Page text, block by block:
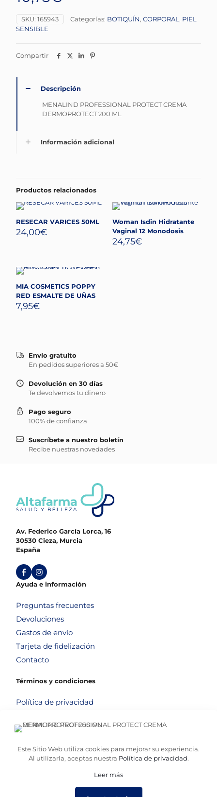
SKU: 165943 Categorías: BOTIQUÍN, CORPORAL, PIEL
SENSIBLE
Compartir
Descripción
MENALIND PROFESSIONAL PROTECT CREMA
DERMOPROTECT 200 ML
Información adicional
Productos relacionados
RESECAR VARICES 50ML
24,00€
Woman Isdin Hidratante
Vaginal 12 Monodosis
24,75€
MIA COSMETICS POPPY
RED ESMALTE DE UÑAS
7,95€
Envío gratuito
En pedidos superiores a 50€
Devolución en 30 días
Te devolvemos tu dinero
Pago seguro
100% de confianza
Suscríbete a nuestro boletín
Recibe nuestras novedades
Av. Federico García Lorca, 16
30530 Cieza, Murcia
España
Ayuda e información
Preguntas frecuentes
Devoluciones
Gastos de envío
Tarjeta de fidelización
Contacto
Términos y condiciones
Política de privacidad
Aviso legal
Este Sitio Web utiliza cookies para mejorar su experiencia.
Al utilizarla, aceptas nuestra Política de privacidad.
Leer más